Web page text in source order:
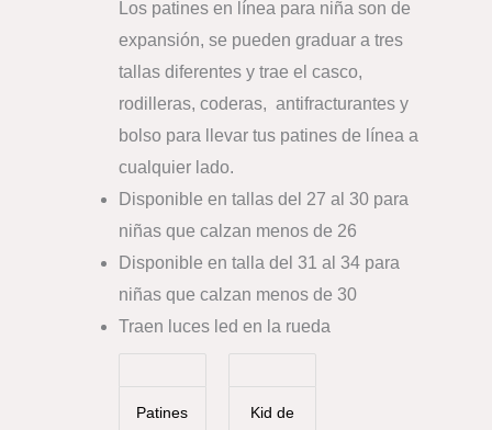
Los patines en línea para niña son de
expansión, se pueden graduar a tres
tallas diferentes y trae el casco,
rodilleras, coderas, antifracturantes y
bolso para llevar tus patines de línea a
cualquier lado.
Disponible en tallas del 27 al 30 para
niñas que calzan menos de 26
Disponible en talla del 31 al 34 para
niñas que calzan menos de 30
Traen luces led en la rueda
Patines
Kid de